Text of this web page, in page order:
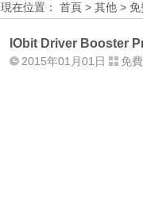
現在位置： 首頁 > 其他 > 免
IObit Driver Booster
2015年01月01日 免